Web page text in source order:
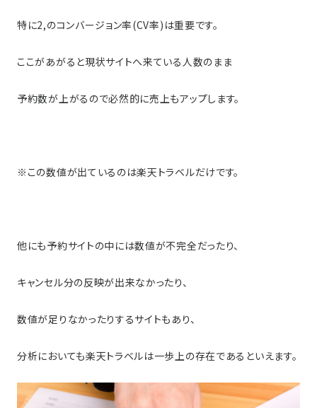
特に2,のコンバージョン率(CV率)は重要です。
ここがあがると現状サイトへ来ている人数のまま
予約数が上がるので必然的に売上もアップします。
※この数値が出ているのは楽天トラベルだけです。
他にも予約サイトの中には数値が不完全だったり、
キャンセル分の反映が出来なかったり、
数値が足りなかったりするサイトもあり、
分析においても楽天トラベルは一歩上の存在であるといえます。